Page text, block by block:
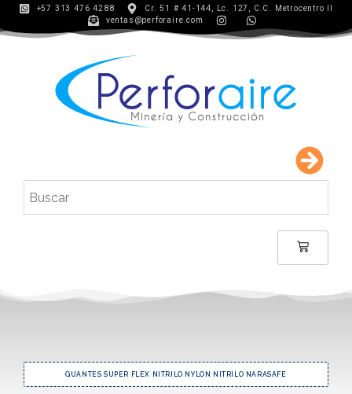
+57 313 476 4288
Cr. 51 # 41-144, Lc. 127, C.C. Metrocentro II
ventas@perforaire.com
GUANTES SUPER FLEX NITRILO NYLON NITRILO NARASAFE